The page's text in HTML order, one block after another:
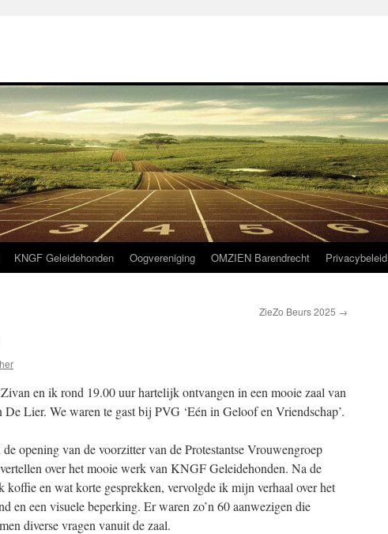
KNGF Geleidehonden Oogvereniging OMZIEN Barendrecht Privacybeleid
ZieZo Beurs 2025 →
en ik rond 19.00 uur hartelijk ontvangen in een mooie zaal van
Lier. We waren te gast bij PVG ‘Eén in Geloof en Vriendschap’.
opening van de voorzitter van de Protestantse Vrouwengroep
over het mooie werk van KNGF Geleidehonden. Na de
koffie en wat korte gesprekken, vervolgde ik mijn verhaal over het
en een visuele beperking. Er waren zo’n 60 aanwezigen die
diverse vragen vanuit de zaal.